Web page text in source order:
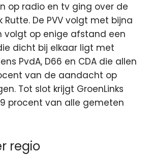
op radio en tv ging over de
Rutte. De PVV volgt met bijna
volgt op enige afstand een
dicht bij elkaar ligt met
PvdA, D66 en CDA die allen
van de aandacht op
Tot slot krijgt GroenLinks
procent van alle gemeten
regio